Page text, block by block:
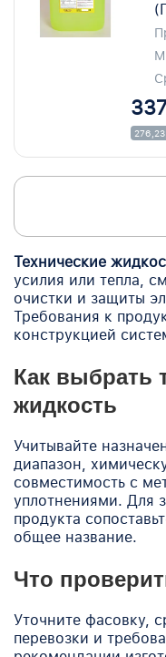
Технические
усилия или тепла,
очистки и защиты
Требования к
конструкцией
Как выбрать
жидкость
Учитывайте
диапазон,
совместимость с
уплотнениями. Для
продукта
общее название.
Что
Уточните фасовку,
перевозки и